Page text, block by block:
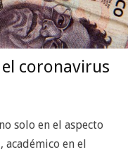
coronavirus
solo en el aspecto
académico en el